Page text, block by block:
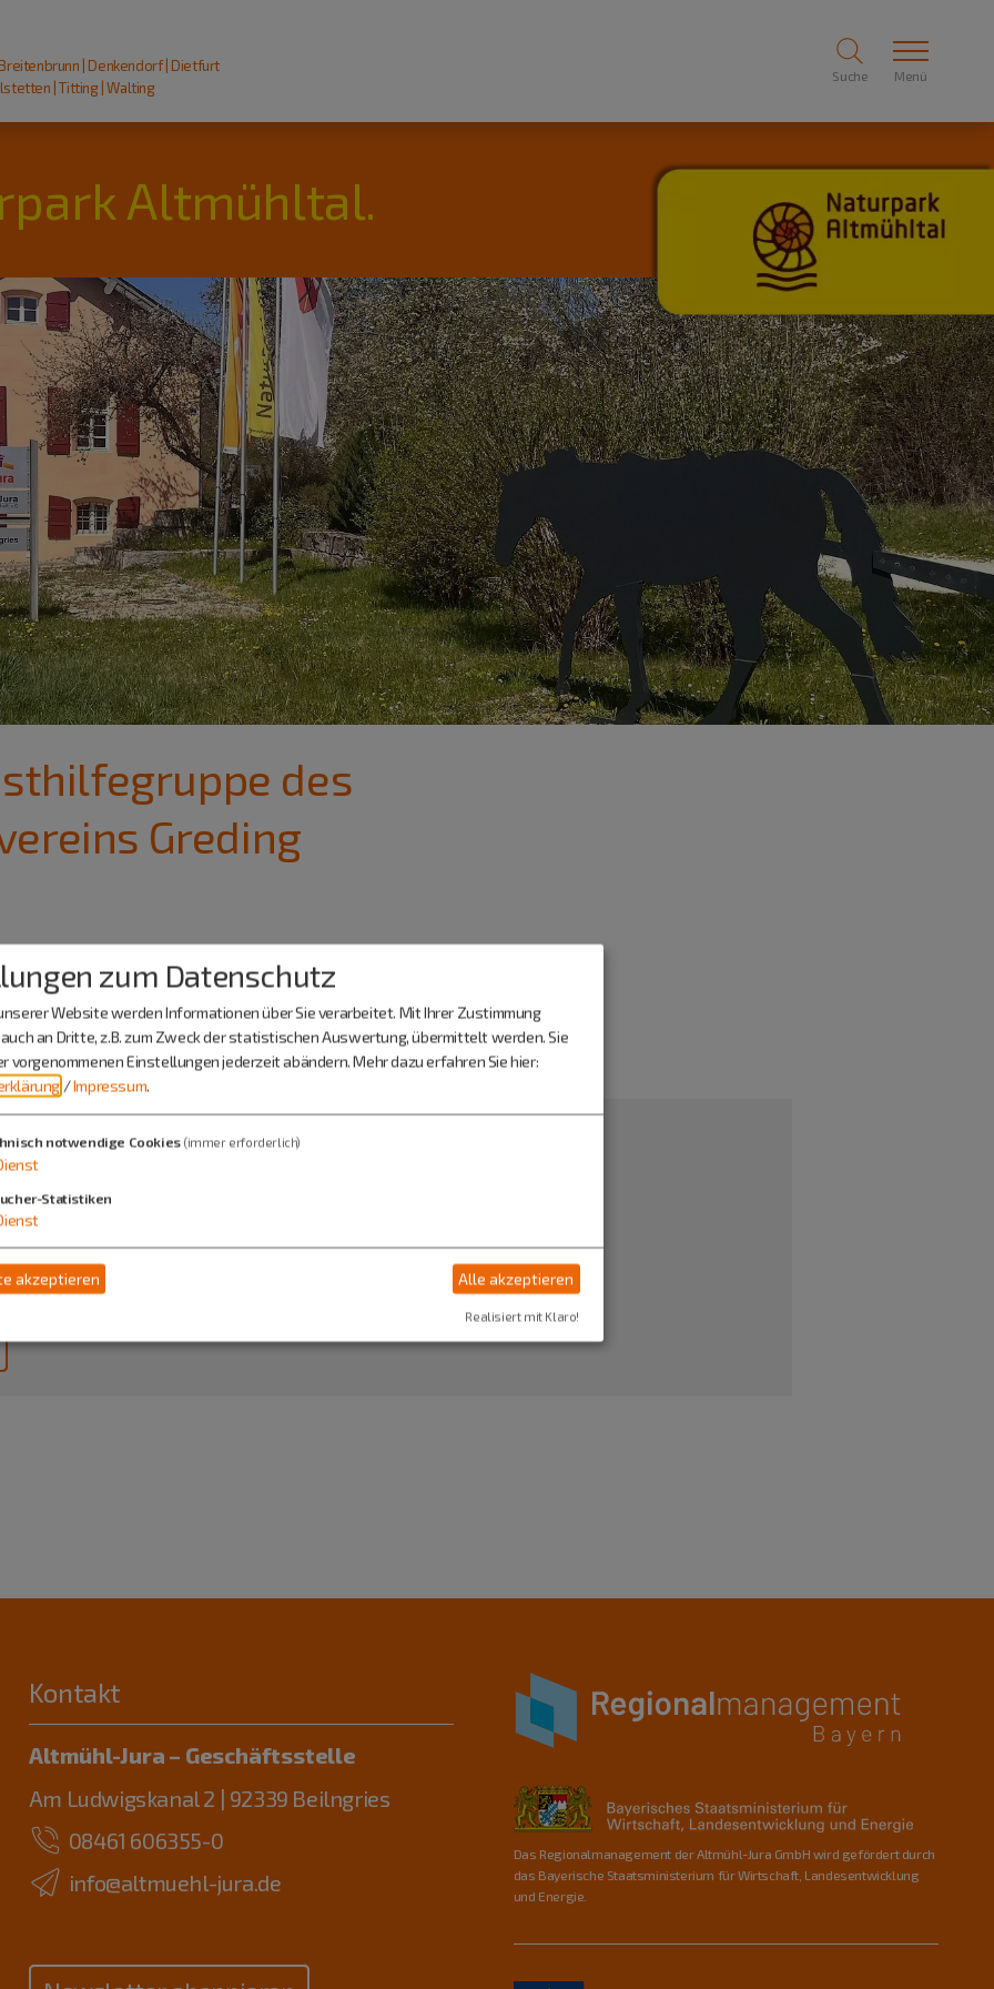
| Denkendorf | Dietfurt
| Titting | Walting
Suche Menü
Altmühltal.
des
Greding
des
Kontakt
Altmühl-Jura – Geschäftsstelle
Am Ludwigskanal 2 | 92339 Beilngries
08461 606355-0
info@altmuehl-jura.de
Das Regionalmanagement der Altmühl-Jura GmbH wird gefördert durch
das Bayerische Staatsministerium für Wirtschaft, Landesentwicklung
und Energie.
zum Datenschutz
Website werden Informationen über Sie verarbeitet. Mit Ihrer Zustimmung
an Dritte, z.B. zum Zweck der statistischen Auswertung, übermittelt werden. Sie
vorgenommenen Einstellungen jederzeit abändern. Mehr dazu erfahren Sie hier:
/Impressum.
notwendige Cookies (immer erforderlich)
Statistiken
akzeptieren Alle akzeptieren
Realisiert mit Klaro!